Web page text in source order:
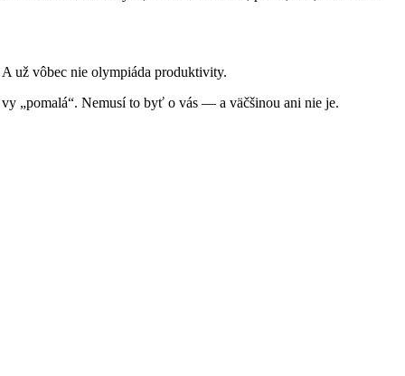
už vôbec nie olympiáda produktivity.
„pomalá“. Nemusí to byť o vás — a väčšinou ani nie je.